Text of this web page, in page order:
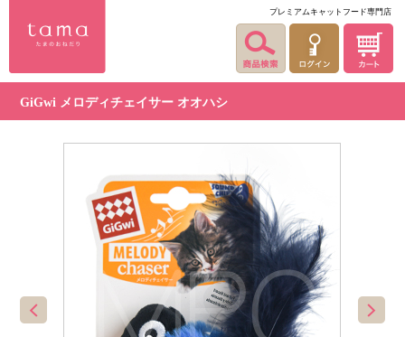
プレミアムキャットフード専門店
GiGwi メロディチェイサー オオハシ